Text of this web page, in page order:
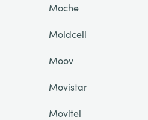
Moche
Moldcell
Moov
Movistar
Movitel